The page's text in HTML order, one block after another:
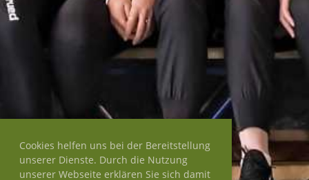
Cookies helfen uns bei der Bereitstellung
unserer Dienste. Durch die Nutzung
unserer Webseite erklären Sie sich damit